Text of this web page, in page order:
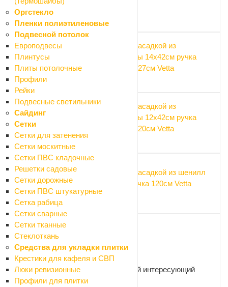
Оргстекло
Пленки полиэтиленовые
Подвесной потолок
Европодвесы
Плинтусы
Плиты потолочные
Профили
Рейки
Подвесные светильники
Сайдинг
Сетки
Сетки для затенения
Сетки москитные
Сетки ПВС кладочные
Решетки садовые
Сетки дорожные
Сетки ПВС штукатурные
Сетка рабица
Сетки сварные
Сетки тканные
Стеклоткань
Средства для укладки плитки
Крестики для кафеля и СВП
Люки ревизионные
Профили для плитки
Швабра с насадкой из
микрофибры 14х42см ручка
телескоп. 127см Vetta
Швабра с насадкой из
микрофибры 12х42см ручка
телескоп. 120см Vetta
Швабра с насадкой из шенилл
12х42см ручка 120см Vetta
391.50 ₽
Нужна консультация?
Наши специалисты ответят на любой интересующий
вопрос